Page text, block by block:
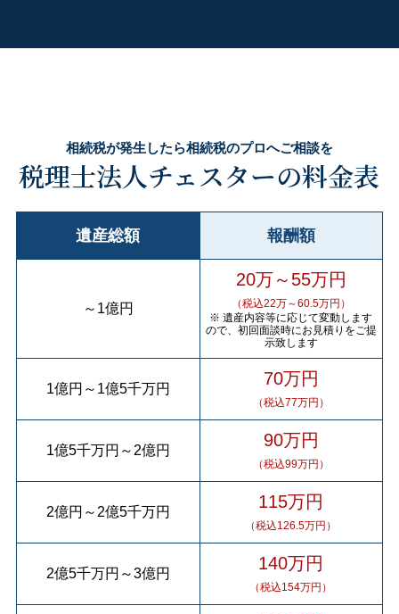
相続税が発生したら相続税のプロへご相談を
税理士法人チェスターの料金表
遺産総額 報酬額
～ 1億円
20万～55万円
（税込22万～60.5万円）
※ 遺産内容等に応じて変動します
ので、初回面談時にお見積りをご提
示致します
1億円 ～ 1億5千万円 70万円
（税込77万円）
1億5千万円 ～ 2億円 90万円
（税込99万円）
2億円 ～ 2億5千万円 115万円
（税込126.5万円）
2億5千万円 ～3億円 140万円
（税込154万円）